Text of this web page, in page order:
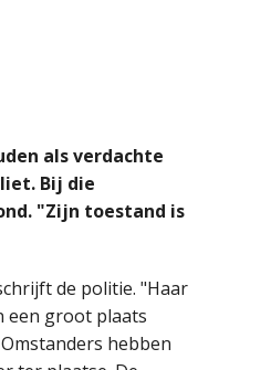
als verdachte
Bij die
"Zijn toestand is
de politie. "Haar
een groot plaats
hebben